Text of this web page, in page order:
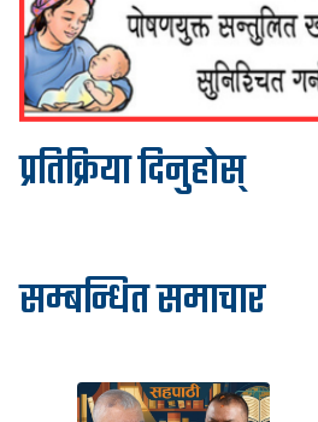
प्रतिक्रिया दिनुहोस्
सम्बन्धित समाचार